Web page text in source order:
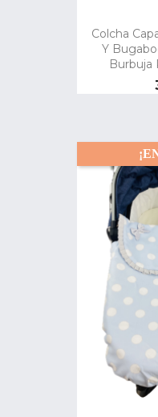
Colcha
Y
Burbuja